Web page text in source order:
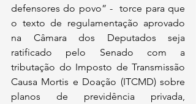
defensores do povo” -  torce para que
o texto de regulamentação aprovado
na Câmara dos Deputados seja
ratificado pelo Senado com a
tributação do Imposto de Transmissão
Causa Mortis e Doação (ITCMD) sobre
planos de previdência privada,